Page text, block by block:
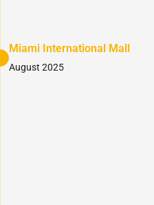
Miami International Mall
August 2025